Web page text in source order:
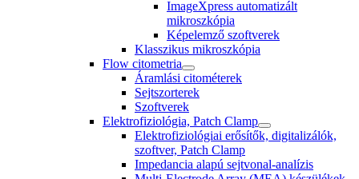
ImageXpress automatizált
mikroszkópia
Képelemző szoftverek
Klasszikus mikroszkópia
Flow citometria
Áramlási citométerek
Sejtszorterek
Szoftverek
Elektrofiziológia, Patch Clamp
Elektrofiziológiai erősítők, digitalizálók,
szoftver, Patch Clamp
Impedancia alapú sejtvonal-analízis